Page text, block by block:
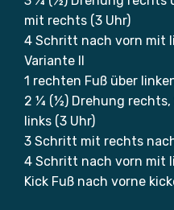
mit rechts (3 Uhr)
4 Schritt nach vorn mit
Variante II
1 rechten Fuß über
2 ¼ (½) Drehung
links (3 Uhr)
3 Schritt mit rechts
4 Schritt nach vorn mit
Kick Fuß nach vorne